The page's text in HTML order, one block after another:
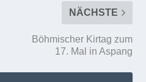
NÄCHSTE
Böhmischer Kirtag zum
17. Mal in Aspang